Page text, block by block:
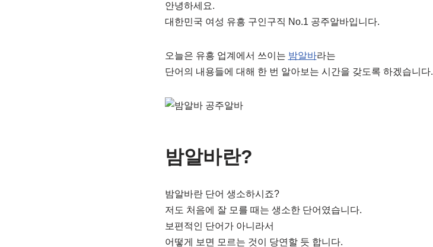
안녕하세요.
대한민국 여성 유흥 구인구직 No.1 공주알바입니다.
오늘은 유흥 업계에서 쓰이는 밤알바라는
단어의 내용들에 대해 한 번 알아보는 시간을 갖도록 하겠습니다.
밤알바란?
밤알바란 단어 생소하시죠?
저도 처음에 잘 모를 때는 생소한 단어였습니다.
보편적인 단어가 아니라서
어떻게 보면 모르는 것이 당연할 듯 합니다.